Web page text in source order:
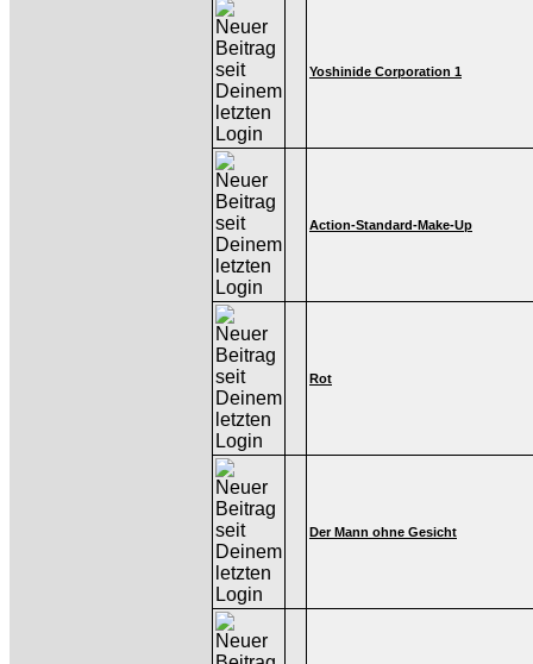
Yoshinide Corporation 1
Action-Standard-Make-Up
Rot
Der Mann ohne Gesicht